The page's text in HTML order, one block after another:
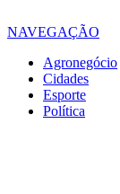
NAVEGAÇÃO
Agronegócio
Cidades
Esporte
Política